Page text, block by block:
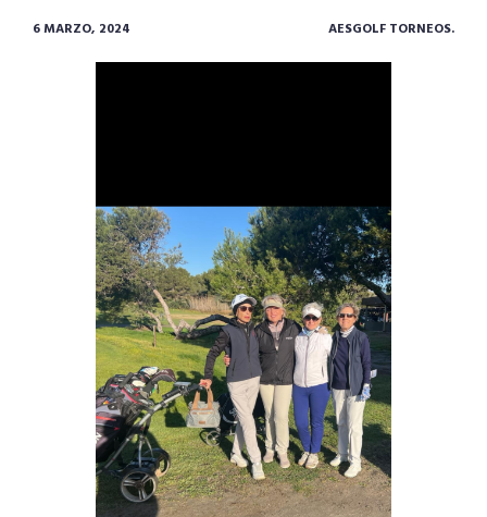
6 MARZO, 2024 AESGOLF TORNEOS.